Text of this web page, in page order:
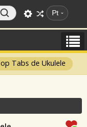
Pt
Tabs de Ukulele